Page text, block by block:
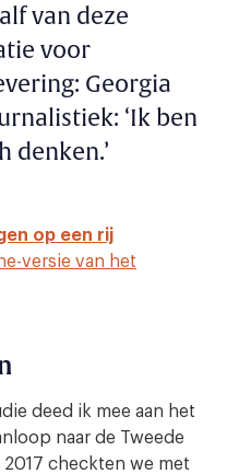
van deze
voor
Georgia
‘Ik ben
denken.’
op een rij
versie van het
deed ik mee aan het
naar de Tweede
checkten we met